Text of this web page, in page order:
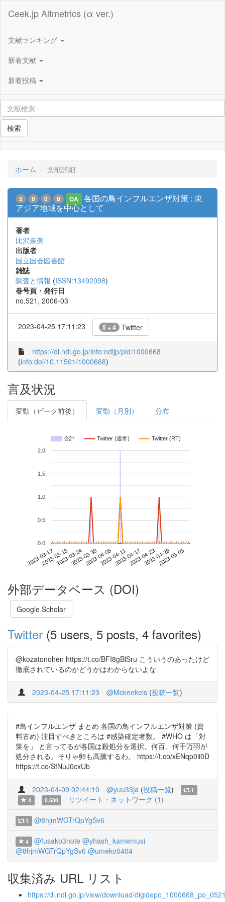
Ceek.jp Altmetrics (α ver.)
文献ランキング
新着文献
新着投稿
検索
ホーム 文献詳細
5 0 0 0 OA
各国の鳥インフルエンザ対策 : 東
アジア地域を中心として
著者
比沢奈美
出版者
国立国会図書館
雑誌
調査と情報 (ISSN:13492098)
巻号頁・発行日
no.521, 2006-03
2023-04-25 17:11:23 5 + 4 Twitter
https://dl.ndl.go.jp/info:ndljp/pid/1000668
(info:doi/10.11501/1000668)
言及状況
変動（ピーク前後） 変動（月別） 分布
合計 Twitter (通常) Twitter (RT)
2023-03-122023-03-182023-03-242023-03-302023-04-052023-04-112023-04-172023-04-232023-04-292023-05-05
0.0
0.5
1.0
1.5
2.0
外部データベース (DOI)
Google Scholar
Twitter (5 users, 5 posts, 4 favorites)
@kozatonohen https://t.co/BFI8gBlSru こういうのあったけど
徹底されているのかどうかはわからないよな
2023-04-25 17:11:23 @Mckeekeis (投稿一覧)
#鳥インフルエンザ まとめ 各国の鳥インフルエンザ対策 (資
料古め) 注目すべきところは #感染確定者数。 #WHO は「対
策を」 と言ってるが各国は殺処分を選択。何百、何千万羽が
処分される。そりゃ卵も高騰するわ。 https://t.co/xENqp0ii0D
https://t.co/SfNuJ0cxUb
2023-04-09 02:44:10 @yuu33ja (投稿一覧)
1
4
0.500 リツイート・ネットワーク (1)
1 @8hjmWGTrQpYgSv6
4 @fusako3note @yhash_kamemusi
@8hjmWGTrQpYgSv6 @umeko0404
収集済み URL リスト
https://dl.ndl.go.jp/view/download/